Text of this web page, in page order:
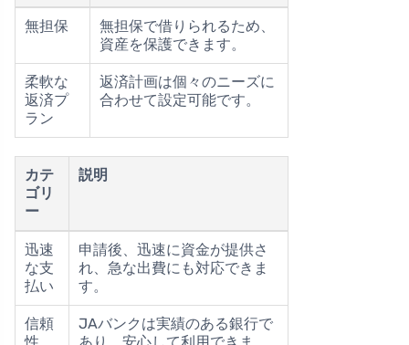
無担保
無担保で借りられるため、
資産を保護できます。
柔軟な
返済プ
ラン
返済計画は個々のニーズに
合わせて設定可能です。
カテ
ゴリ
ー
説明
迅速
な支
払い
申請後、迅速に資金が提供さ
れ、急な出費にも対応できま
す。
信頼
JAバンクは実績のある銀行で